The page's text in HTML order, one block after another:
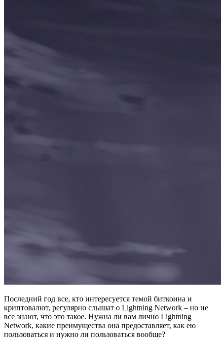
Последний год все, кто интересуется темой биткоина и
криптовалют, регулярно слышат о Lightning Network – но не
все знают, что это такое. Нужна ли вам лично Lightning
Network, какие преимущества она предоставляет, как ею
пользоваться и нужно ли пользоваться вообще?